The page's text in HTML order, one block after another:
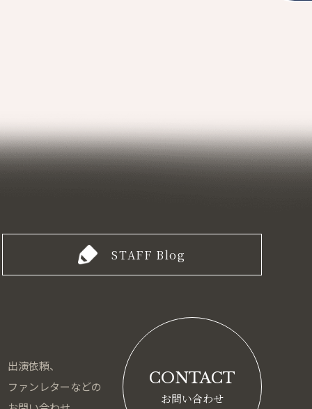
STAFF Blog
出演依頼、
ファンレターなどの
CONTACT
お問い合わせ